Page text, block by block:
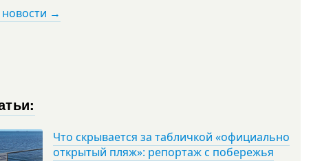
новости →
Что скрывается за табличкой «официально
открытый пляж»: репортаж с побережья